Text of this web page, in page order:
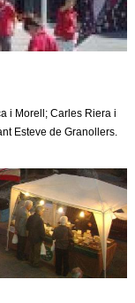
i Morell; Carles Riera i
Esteve de Granollers.